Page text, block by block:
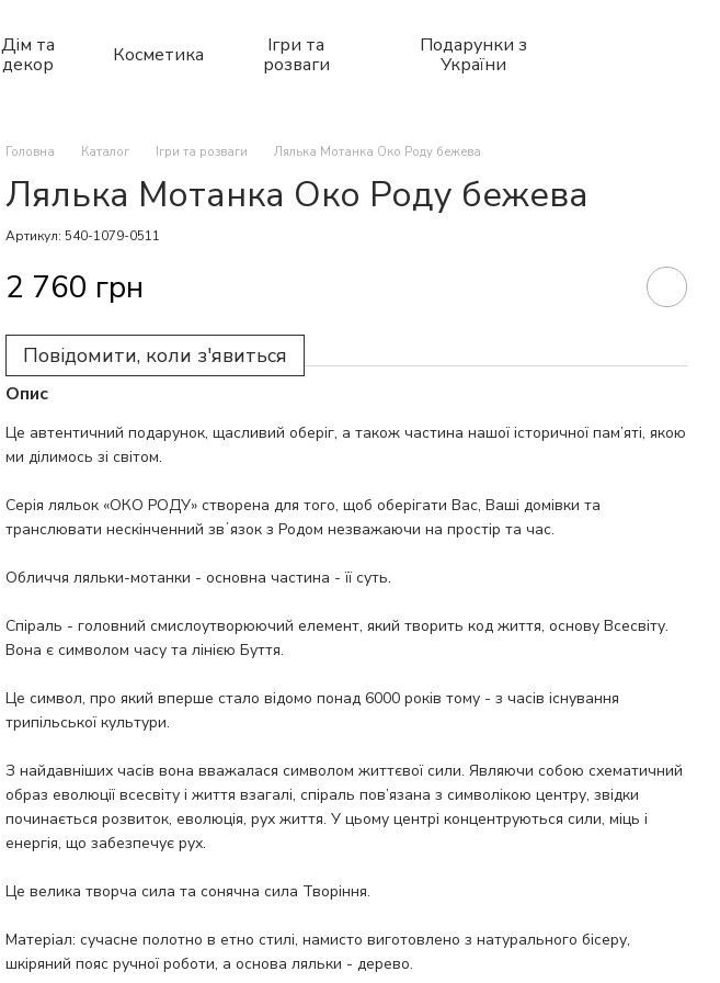
Дім та
декор
Косметика
Ігри та
розваги
Подарунки з
України
Головна Каталог Ігри та розваги Лялька Мотанка Око Роду бежева
Лялька Мотанка Око Роду бежева
Артикул: 540-1079-0511
2 760 грн
Повідомити, коли з'явиться
Опис
Це автентичний подарунок, щасливий оберіг, а також частина нашої історичної пам’яті, якою
ми ділимось зі світом.
Серія ляльок «ОКО РОДУ» створена для того, щоб оберігати Вас, Ваші домівки та
транслювати нескінченний звʼязок з Родом незважаючи на простір та час.
Обличчя ляльки-мотанки - основна частина - її суть.
Спіраль - головний смислоутворюючий елемент, який творить код життя, основу Всесвіту.
Вона є символом часу та лінією Буття.
Це символ, про який вперше стало відомо понад 6000 років тому - з часів існування
трипільської культури.
З найдавніших часів вона вважалася символом життєвої сили. Являючи собою схематичний
образ еволюції всесвіту і життя взагалі, спіраль пов’язана з символікою центру, звідки
починається розвиток, еволюція, рух життя. У цьому центрі концентруються сили, міць і
енергія, що забезпечує рух.
Це велика творча сила та сонячна сила Творіння.
Матеріал: сучасне полотно в етно стилі, намисто виготовлено з натурального бісеру,
шкіряний пояс ручної роботи, а основа ляльки - дерево.